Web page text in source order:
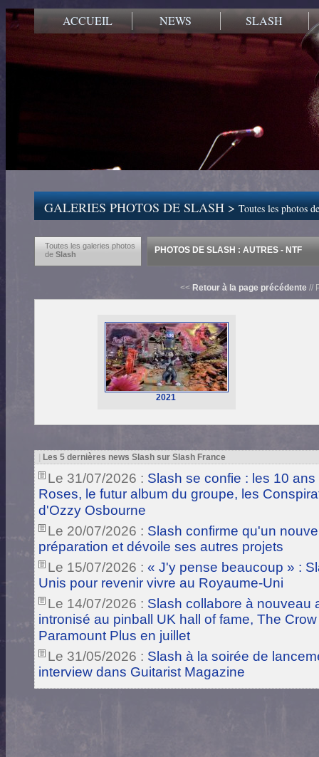
ACCUEIL NEWS SLASH
GALERIES PHOTOS DE SLASH >Toutes les photos
Toutes les galeries photos
de Slash PHOTOS DE SLASH : AUTRES - NTF
<< Retour à la page précédente //
2021
Les 5 dernières news Slash sur Slash France
Le 31/07/2026 : Slash se confie : les 10
Roses, le futur album du groupe, les
d'Ozzy Osbourne
Le 20/07/2026 : Slash confirme qu'un
préparation et dévoile ses autres projets
Le 15/07/2026 : « J'y pense beaucoup » :
Unis pour revenir vivre au Royaume-Uni
Le 14/07/2026 : Slash collabore à nouveau
intronisé au pinball UK hall of fame, The
Paramount Plus en juillet
Le 31/05/2026 : Slash à la soirée de
interview dans Guitarist Magazine